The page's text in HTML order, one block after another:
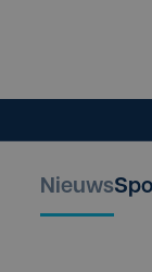
Nieuws